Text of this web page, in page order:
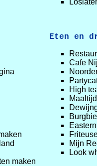
maken
Eten en
Cafe
High
Mijn
Look